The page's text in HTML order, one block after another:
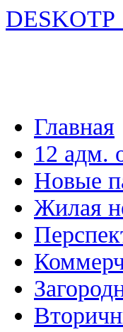
Главная
12 адм.
Новые
Жилая